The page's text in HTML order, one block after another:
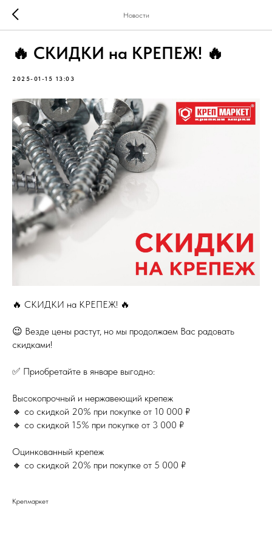
Новости
🔥 СКИДКИ на КРЕПЕЖ! 🔥
2025-01-15 13:03
🔥 СКИДКИ на КРЕПЕЖ! 🔥
😉 Везде цены растут, но мы продолжаем Вас радовать
скидками!
✅ Приобретайте в январе выгодно:
Высокопрочный и нержавеющий крепеж
🔸 со скидкой 20% при покупке от 10 000 ₽
🔸 со скидкой 15% при покупке от 3 000 ₽
Оцинкованный крепеж
🔸 со скидкой 20% при покупке от 5 000 ₽
Крепмаркет